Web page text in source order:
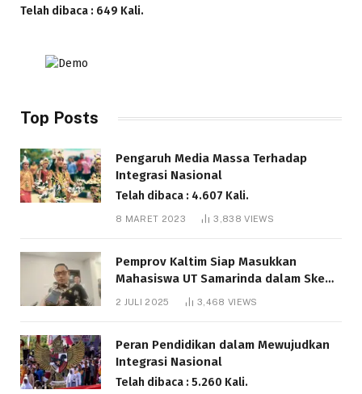
Telah dibaca : 649 Kali.
Top Posts
Pengaruh Media Massa Terhadap
Integrasi Nasional
Telah dibaca : 4.607 Kali.
8 MARET 2023 3,838VIEWS
Pemprov Kaltim Siap Masukkan
Mahasiswa UT Samarinda dalam Skema
Bantuan Pendidikan Gratispol
2 JULI 2025 3,468 VIEWS
Peran Pendidikan dalam Mewujudkan
Integrasi Nasional
Telah dibaca : 5.260 Kali.